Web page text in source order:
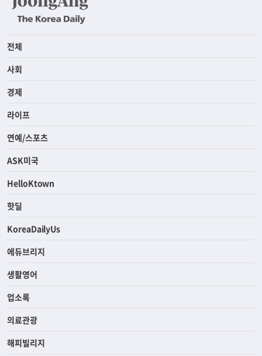
전체
사회
경제
라이프
연예/스포츠
ASK미국
HelloKtown
핫딜
KoreaDailyUs
에듀브리지
생활영어
업소록
의료관광
해피빌리지